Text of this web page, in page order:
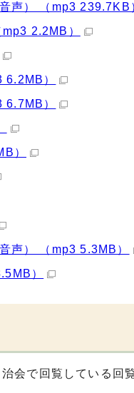
） （mp3 239.7KB
2.2MB）
）
6.7MB）
）
声） （mp3 5.3MB）
）
会で回覧している回